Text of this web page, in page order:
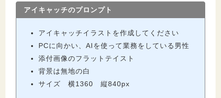
アイキャッチのプロンプト
アイキャッチイラストを作成してください
PCに向かい、AIを使って業務をしている男性
添付画像のフラットテイスト
背景は無地の白
サイズ 横1360 縦840px